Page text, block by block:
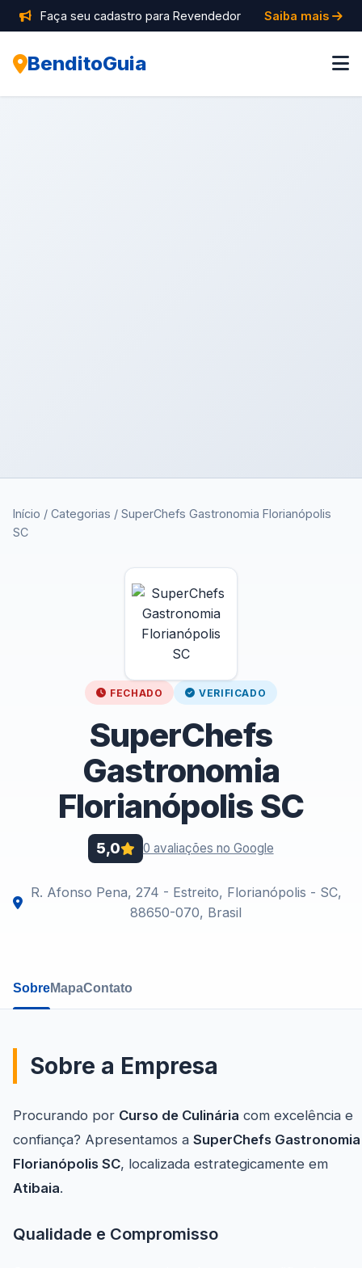
Faça seu cadastro para Revendedor Saiba mais
BenditoGuia
Início / Categorias / SuperChefs Gastronomia Florianópolis
SC
FECHADO VERIFICADO
SuperChefs
Gastronomia
Florianópolis SC
5,0 0 avaliações no Google
R. Afonso Pena, 274 - Estreito, Florianópolis - SC,
88650-070, Brasil
SobreMapaContato
Sobre a Empresa
Procurando por Curso de Culinária com excelência e
confiança? Apresentamos a SuperChefs Gastronomia
Florianópolis SC, localizada estrategicamente em
Atibaia.
Qualidade e Compromisso